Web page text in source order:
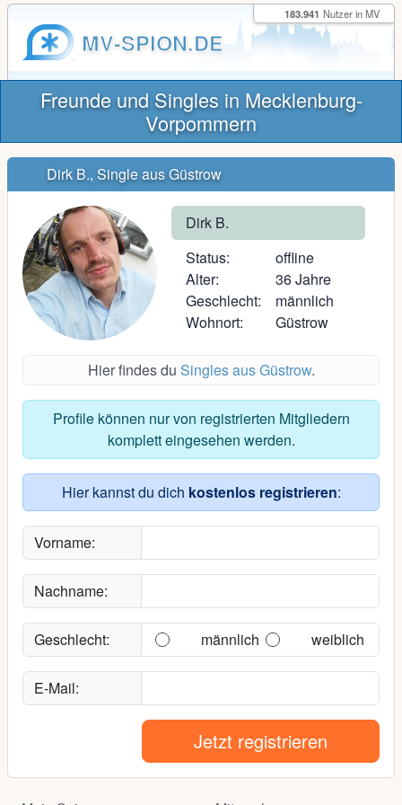
MV-SPION.DE
183.941 Nutzer in MV
Freunde und Singles in Mecklenburg-
Vorpommern
Dirk B., Single aus Güstrow
Dirk B.
Status:
offline
Alter:
36 Jahre
Geschlecht:
männlich
Wohnort:
Güstrow
Hier findes du Singles aus Güstrow.
Profile können nur von registrierten Mitgliedern
komplett eingesehen werden.
Hier kannst du dich kostenlos registrieren:
Vorname:
Nachname:
Geschlecht: männlich weiblich
E-Mail:
Jetzt registrieren